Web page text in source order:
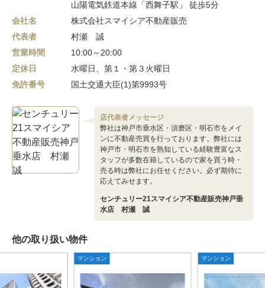
山陽電気鉄道本線「西舞子駅」 徒歩5分
会社名
株式会社スマイシア不動産販売
代表者
村瀬 誠
営業時間
10:00～20:00
定休日
水曜日、第１・第３火曜日
免許番号
国土交通大臣(1)第9993号
店代表者メッセージ
弊社は神戸市垂水区・須磨区・明石市をメイ
ンに不動産売買を行っております。弊社には
神戸市・明石市を熟知している経験豊富なス
タッフが多数在籍しているので家を買う時・
売る時は弊社にお任せください。必ず期待に
応えてみせます。
センチュリー21スマイシア不動産販売神戸垂
水店 村瀬 誠
他の取り扱い物件
マンション マンション